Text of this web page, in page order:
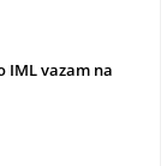
IML vazam na